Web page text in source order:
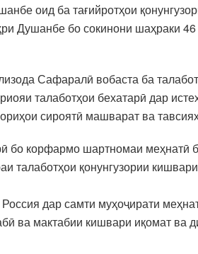
оид ба тағийротҳои
Душанбе бо сокинони шаҳраки
Сафаралӣ вобаста ба
талаботҳои бехатарӣ дар
сироятӣ машварат ва
бо корфармо шартномаи меҳнатӣ
талаботҳои қонунгузории
дар самти муҳоҷирати
ва мактабии кишвари иқомат ва